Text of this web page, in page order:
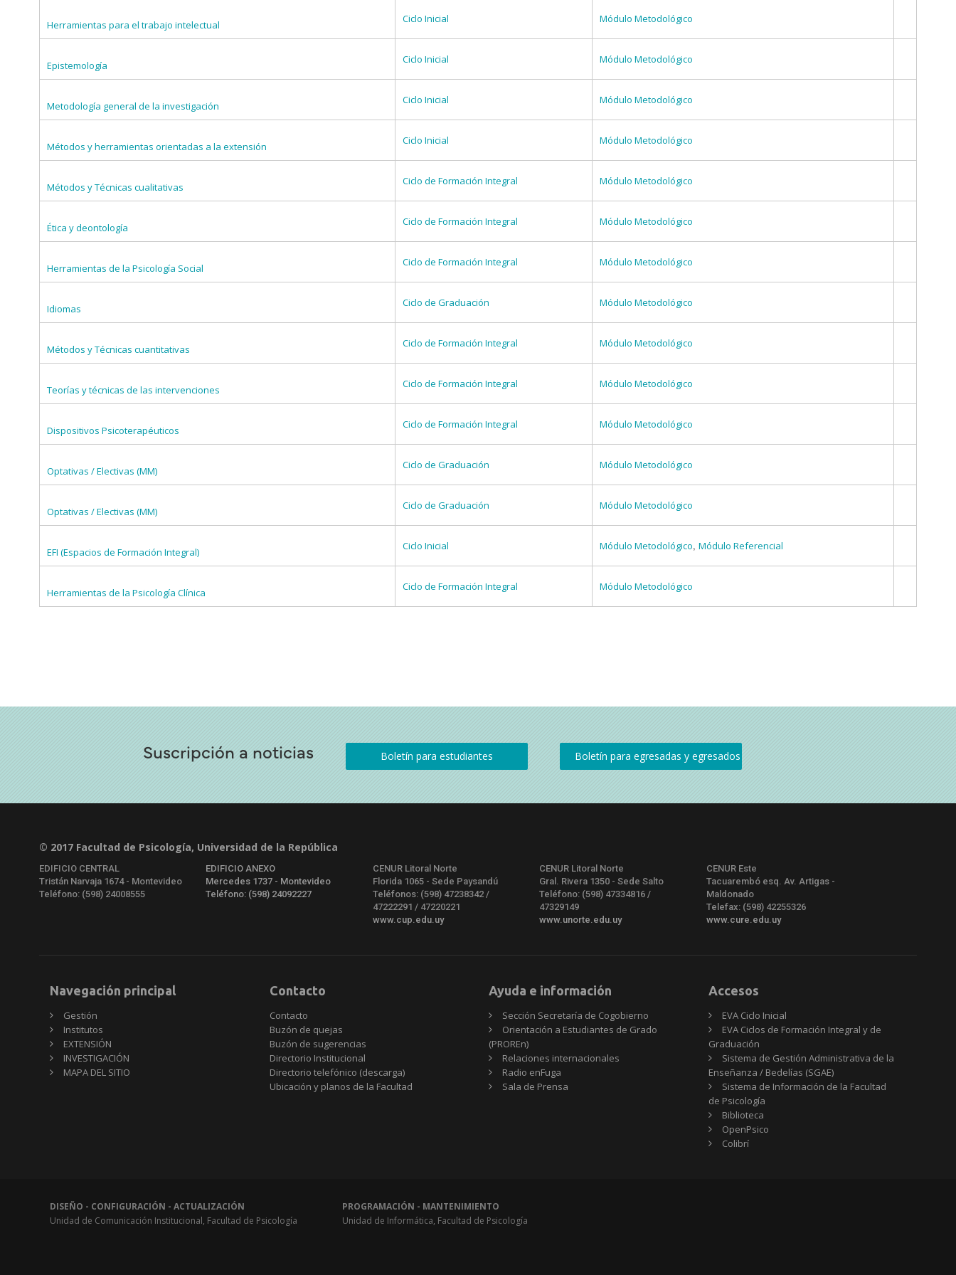
Herramientas para el trabajo intelectual Ciclo Inicial Módulo Metodológico
Epistemología Ciclo Inicial Módulo Metodológico
Metodología general de la investigación Ciclo Inicial Módulo Metodológico
Métodos y herramientas orientadas a la extensión Ciclo Inicial Módulo Metodológico
Métodos y Técnicas cualitativas Ciclo de Formación Integral Módulo Metodológico
Ética y deontología Ciclo de Formación Integral Módulo Metodológico
Herramientas de la Psicología Social Ciclo de Formación Integral Módulo Metodológico
Idiomas Ciclo de Graduación Módulo Metodológico
Métodos y Técnicas cuantitativas Ciclo de Formación Integral Módulo Metodológico
Teorías y técnicas de las intervenciones Ciclo de Formación Integral Módulo Metodológico
Dispositivos Psicoterapéuticos Ciclo de Formación Integral Módulo Metodológico
Optativas / Electivas (MM) Ciclo de Graduación Módulo Metodológico
Optativas / Electivas (MM) Ciclo de Graduación Módulo Metodológico
EFI (Espacios de Formación Integral) Ciclo Inicial Módulo Metodológico, Módulo Referencial
Herramientas de la Psicología Clínica Ciclo de Formación Integral Módulo Metodológico
Suscripción a noticias
© 2017 Facultad de Psicología, Universidad de la República
EDIFICIO CENTRAL
Tristán Narvaja 1674 - Montevideo
Teléfono: (598) 24008555
EDIFICIO ANEXO
Mercedes 1737 - Montevideo
Teléfono: (598) 24092227
CENUR Litoral Norte
Florida 1065 - Sede Paysandú
Teléfonos: (598) 47238342 /
47222291 / 47220221
www.cup.edu.uy
CENUR Litoral Norte
Gral. Rivera 1350 - Sede Salto
Teléfono: (598) 47334816 /
47329149
www.unorte.edu.uy
CENUR Este
Tacuarembó esq. Av. Artigas -
Maldonado
Telefax: (598) 42255326
www.cure.edu.uy
Navegación principal
Gestión
Institutos
EXTENSIÓN
INVESTIGACIÓN
MAPA DEL SITIO
Contacto
Contacto
Buzón de quejas
Buzón de sugerencias
Directorio Institucional
Directorio telefónico (descarga)
Ubicación y planos de la Facultad
Ayuda e información
Sección Secretaría de Cogobierno
Orientación a Estudiantes de Grado
(PROREn)
Relaciones internacionales
Radio enFuga
Sala de Prensa
Accesos
EVA Ciclo Inicial
EVA Ciclos de Formación Integral y de
Graduación
Sistema de Gestión Administrativa de la
Enseñanza / Bedelías (SGAE)
Sistema de Información de la Facultad
de Psicología
Biblioteca
OpenPsico
Colibrí
DISEÑO - CONFIGURACIÓN - ACTUALIZACIÓN
Unidad de Comunicación Institucional, Facultad de Psicología
PROGRAMACIÓN - MANTENIMIENTO
Unidad de Informática, Facultad de Psicología